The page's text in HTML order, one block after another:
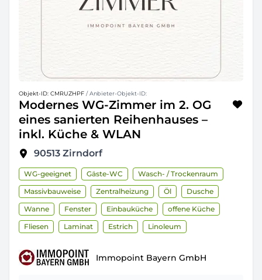
Objekt-ID: CMRUZHPF / Anbieter-Objekt-ID:
Modernes WG-Zimmer im 2. OG
eines sanierten Reihenhauses –
inkl. Küche & WLAN
90513 Zirndorf
WG-geeignet Gäste-WC
Wasch- / Trockenraum
Massivbauweise
Zentralheizung Öl
Dusche
Wanne
Fenster Einbauküche
offene Küche
Fliesen
Laminat Estrich Linoleum
Immopoint Bayern GmbH